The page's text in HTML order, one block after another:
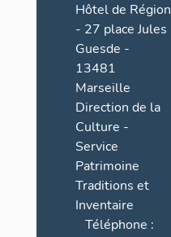
Hôtel de Région
- 27 place Jules
Guesde -
13481
Marseille
Direction de la
Culture -
Service
Patrimoine
Traditions et
Inventaire
Téléphone :